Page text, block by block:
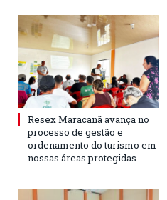
Resex Maracanã avança no
processo de gestão e
ordenamento do turismo em
nossas áreas protegidas.